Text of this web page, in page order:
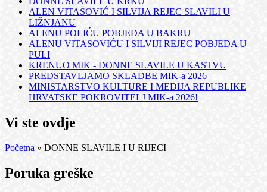
ALEN VITASOVIĆ I SILVIJA REJEC SLAVILI U
LIŽNJANU
ALENU POLIĆU POBJEDA U BAKRU
ALENU VITASOVIĆU I SILVIJI REJEC POBJEDA U
PULI
KRENUO MIK - DONNE SLAVILE U KASTVU
PREDSTAVLJAMO SKLADBE MIK-a 2026
MINISTARSTVO KULTURE I MEDIJA REPUBLIKE
HRVATSKE POKROVITELJ MIK-a 2026!
Vi ste ovdje
Početna » DONNE SLAVILE I U RIJECI
Poruka greške